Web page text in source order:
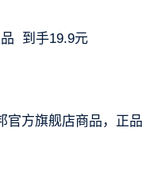
到手19.9元
官方旗舰店商品，正